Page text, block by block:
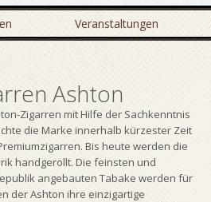
Veranstaltungen
Ashton
Zigarren mit Hilfe der Sachkenntnis
die Marke innerhalb kürzester Zeit
Bis heute werden die
handgerollt. Die feinsten und
angebauten Tabake werden für
der Ashton ihre einzigartige